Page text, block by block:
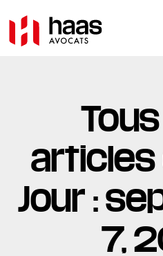
articles
Jour :
7,